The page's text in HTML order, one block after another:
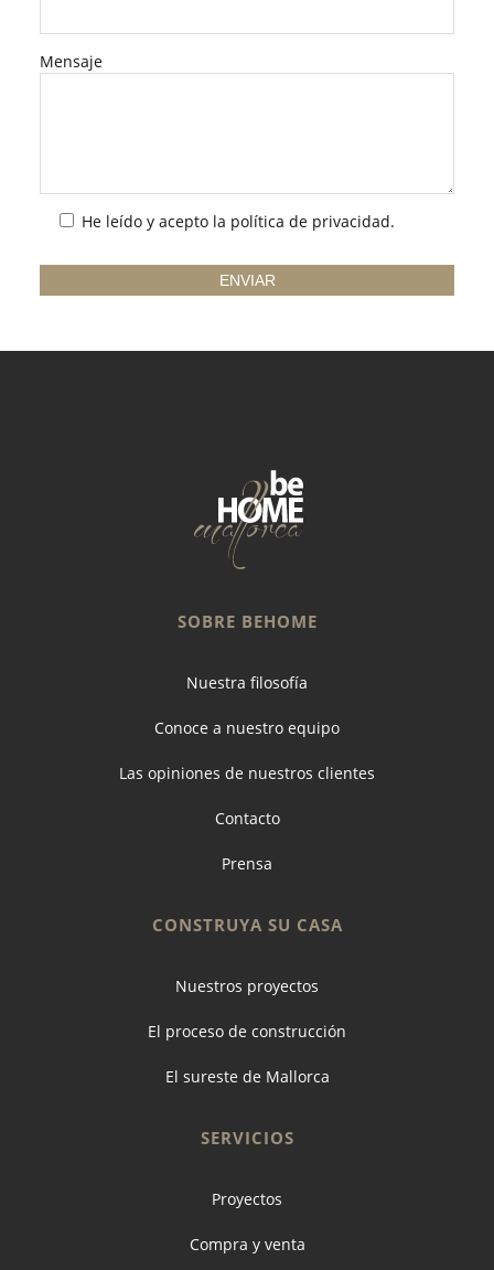
Mensaje
He leído y acepto la política de privacidad.
SOBRE BEHOME
Nuestra filosofía
Conoce a nuestro equipo
Las opiniones de nuestros clientes
Contacto
Prensa
CONSTRUYA SU CASA
Nuestros proyectos
El proceso de construcción
El sureste de Mallorca
SERVICIOS
Proyectos
Compra y venta